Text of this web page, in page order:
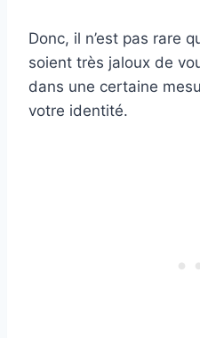
Donc, il n’est pas rare
soient très jaloux de
dans une certaine
votre identité.